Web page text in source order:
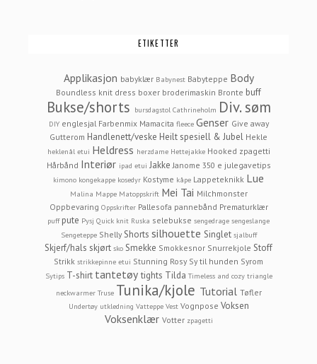
ETIKETTER
Applikasjon babyklær Babynest Babyteppe Body
Boundless knit dress boxer broderimaskin Bronte buff
Bukse/shorts bursdagstol Cathrineholm Div. søm
DIY englesjal Farbenmix Mamacita fleece Genser Give away
Gutterom Handlenett/veske Heilt spesiell & Jubel Hekle
heklenål etui Heldress herzdame Hettejakke Hooked zpagetti
Hårbånd Interiør ipad etui Jakke Janome 350 e julegavetips
kimono kongekappe kosedyr Kostyme kåpe Lappeteknikk Lue
Malina Mappe Matoppskrift Mei Tai Milchmonster
Oppbevaring Oppskrifter Pallesofa pannebånd Prematurklær
puff pute Pysj Quick knit Ruska selebukse sengedrage sengeslange
Sengeteppe Shelly Shorts silhouette Singlet sjalbuff
Skjerf/hals skjørt sko Smekke Smokkesnor Snurrekjole Stoff
Strikk strikkepinne etui Stunning Rosy Sy til hunden Syrom
Sytips T-shirt tantetøy tights Tilda Timeless and cozy triangle
neckwarmer Truse Tunika/kjole Tutorial Tøfler
Undertøy utkledning Vatteppe Vest Vognpose Voksen
Voksenklær Votter zpagetti